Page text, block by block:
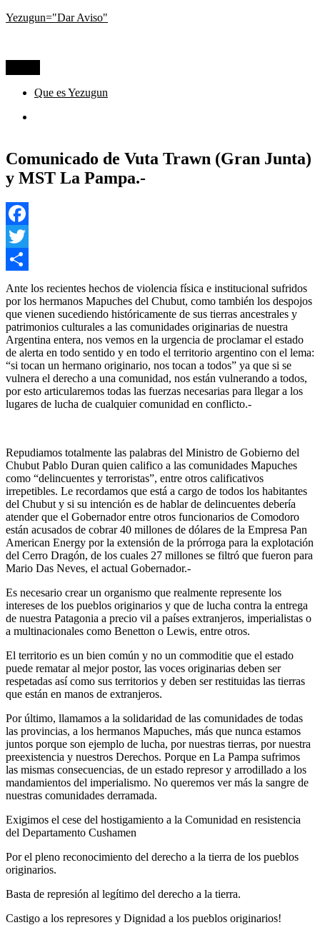
Ir
Yezugun="Dar Aviso"
Que es Yezugun
Comunicado de Vuta Trawn (Gran Junta)
y MST La Pampa.-
Facebook
Twitter
Compartir
Ante los recientes hechos de violencia física e institucional sufridos
por los hermanos Mapuches del Chubut, como también los despojos
que vienen sucediendo históricamente de sus tierras ancestrales y
patrimonios culturales a las comunidades originarias de nuestra
Argentina entera, nos vemos en la urgencia de proclamar el estado
de alerta en todo sentido y en todo el territorio argentino con el lema:
“si tocan un hermano originario, nos tocan a todos” ya que si se
vulnera el derecho a una comunidad, nos están vulnerando a todos,
por esto articularemos todas las fuerzas necesarias para llegar a los
lugares de lucha de cualquier comunidad en conflicto.-
Repudiamos totalmente las palabras del Ministro de Gobierno del
Chubut Pablo Duran quien califico a las comunidades Mapuches
como “delincuentes y terroristas”, entre otros calificativos
irrepetibles. Le recordamos que está a cargo de todos los habitantes
del Chubut y si su intención es de hablar de delincuentes debería
atender que el Gobernador entre otros funcionarios de Comodoro
están acusados de cobrar 40 millones de dólares de la Empresa Pan
American Energy por la extensión de la prórroga para la explotación
del Cerro Dragón, de los cuales 27 millones se filtró que fueron para
Mario Das Neves, el actual Gobernador.-
Es necesario crear un organismo que realmente represente los
intereses de los pueblos originarios y que de lucha contra la entrega
de nuestra Patagonia a precio vil a países extranjeros, imperialistas o
a multinacionales como Benetton o Lewis, entre otros.
El territorio es un bien común y no un commoditie que el estado
puede rematar al mejor postor, las voces originarias deben ser
respetadas así como sus territorios y deben ser restituidas las tierras
que están en manos de extranjeros.
Por último, llamamos a la solidaridad de las comunidades de todas
las provincias, a los hermanos Mapuches, más que nunca estamos
juntos porque son ejemplo de lucha, por nuestras tierras, por nuestra
preexistencia y nuestros Derechos. Porque en La Pampa sufrimos
las mismas consecuencias, de un estado represor y arrodillado a los
mandamientos del imperialismo. No queremos ver más la sangre de
nuestras comunidades derramada.
Exigimos el cese del hostigamiento a la Comunidad en resistencia
del Departamento Cushamen
Por el pleno reconocimiento del derecho a la tierra de los pueblos
originarios.
Basta de represión al legítimo del derecho a la tierra.
Castigo a los represores y Dignidad a los pueblos originarios!